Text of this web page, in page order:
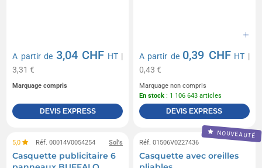
A partir de 3,04 CHF HT|
3,31 €
Marquage compris
DEVIS EXPRESS
A partir de 0,39 CHF HT |
0,43 €
Marquage non compris
En stock : 1 106 643 articles
DEVIS EXPRESS
Sol's
5,0 Réf. 00014V0054254
Casquette publicitaire 6
NOUVEAUTÉ
Réf. 01506V0227436
Casquette avec oreilles